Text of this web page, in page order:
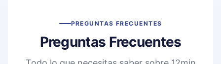
PREGUNTAS FRECUENTES
Preguntas Frecuentes